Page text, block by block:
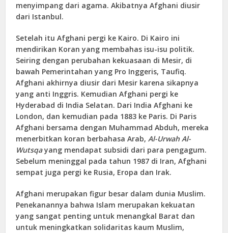
menyimpang dari agama. Akibatnya Afghani diusir
dari Istanbul.
Setelah itu Afghani pergi ke Kairo. Di Kairo ini
mendirikan Koran yang membahas isu-isu politik.
Seiring dengan perubahan kekuasaan di Mesir, di
bawah Pemerintahan yang Pro Inggeris, Taufiq.
Afghani akhirnya diusir dari Mesir karena sikapnya
yang anti Inggris. Kemudian Afghani pergi ke
Hyderabad di India Selatan. Dari India Afghani ke
London, dan kemudian pada 1883 ke Paris. Di Paris
Afghani bersama dengan Muhammad Abduh, mereka
menerbitkan koran berbahasa Arab,Al-Urwah Al-
Wutsqayang mendapat subsidi dari para pengagum.
Sebelum meninggal pada tahun 1987 di Iran, Afghani
sempat juga pergi ke Rusia, Eropa dan Irak.
Afghani merupakan figur besar dalam dunia Muslim.
Penekanannya bahwa Islam merupakan kekuatan
yang sangat penting untuk menangkal Barat dan
untuk meningkatkan solidaritas kaum Muslim,